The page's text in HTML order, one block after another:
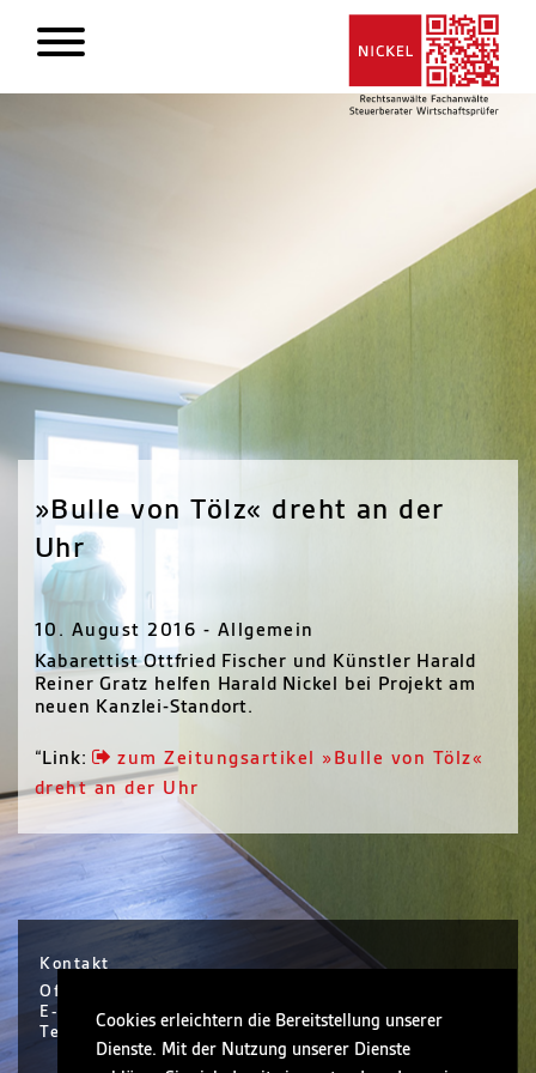
Cookies erleichtern die Bereitstellung unserer
Dienste. Mit der Nutzung unserer Dienste
»Bulle von Tölz« dreht an der
Uhr
10. August 2016 - Allgemein
Kabarettist Ottfried Fischer und Künstler Harald
Reiner Gratz helfen Harald Nickel bei Projekt am
neuen Kanzlei-Standort.
“Link:
zum Zeitungsartikel »Bulle von Tölz«
dreht an der Uhr
Kontakt
Office Hanau / Sophie Scholl Platz 6 / Hanau
E-Mail info@nickel.de
Tel +49 (0)6181 30410-0